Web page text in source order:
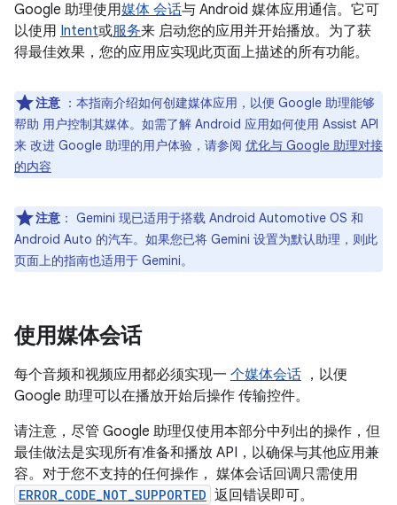
Google 助理使用媒体 会话与 Android 媒体应用通信。它可
以使用 Intent或服务来 启动您的应用并开始播放。为了获
得最佳效果，您的应用应实现此页面上描述的所有功能。
注意 ：本指南介绍如何创建媒体应用，以便 Google 助理能够
帮助 用户控制其媒体。如需了解 Android 应用如何使用 Assist API
来 改进 Google 助理的用户体验，请参阅 优化与 Google 助理对接
的内容
注意 ： Gemini 现已适用于搭载 Android Automotive OS 和
Android Auto 的汽车。如果您已将 Gemini 设置为默认助理，则此
页面上的指南也适用于 Gemini。
使用媒体会话
每个音频和视频应用都必须实现一 个媒体会话 ，以便
Google 助理可以在播放开始后操作 传输控件。
请注意，尽管 Google 助理仅使用本部分中列出的操作，但
最佳做法是实现所有准备和播放 API，以确保与其他应用兼
容。对于您不支持的任何操作， 媒体会话回调只需使用
ERROR_CODE_NOT_SUPPORTED 返回错误即可。